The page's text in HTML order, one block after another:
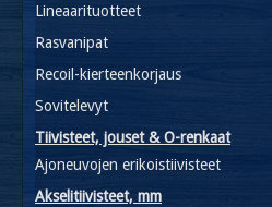
Lineaarituotteet
Rasvanipat
Recoil-kierteenkorjaus
Sovitelevyt
Tiivisteet, jouset & O-renkaat
Ajoneuvojen erikoistiivisteet
Akselitiivisteet, mm